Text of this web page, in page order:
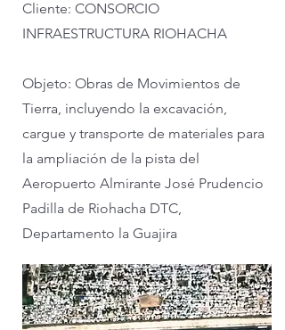
Cliente: CONSORCIO
INFRAESTRUCTURA RIOHACHA
Objeto: Obras de Movimientos de
Tierra, incluyendo la excavación,
cargue y transporte de materiales para
la ampliación de la pista del
Aeropuerto Almirante José Prudencio
Padilla de Riohacha DTC,
Departamento la Guajira